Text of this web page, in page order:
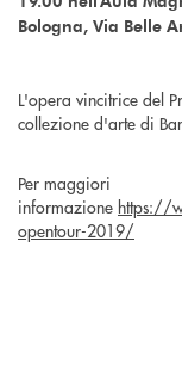
Bologna, Via Belle
L'opera vincitrice del
collezione d'arte di
Per maggiori
informazione https://
opentour-2019/